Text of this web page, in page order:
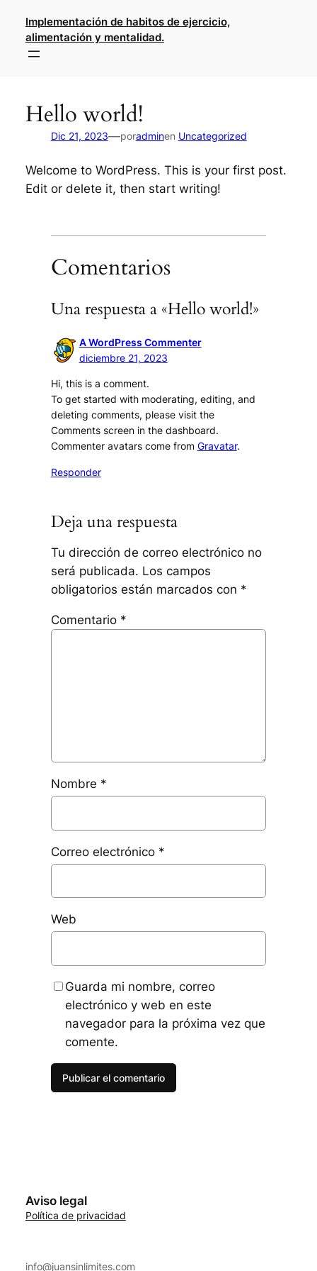
contenido
Implementación de habitos de ejercicio,
alimentación y mentalidad.
Hello world!
Dic 21, 2023—poradminen Uncategorized
Welcome to WordPress. This is your first post.
Edit or delete it, then start writing!
Comentarios
Una respuesta a «Hello world!»
A WordPress Commenter
diciembre 21, 2023
Hi, this is a comment.
To get started with moderating, editing, and
deleting comments, please visit the
Comments screen in the dashboard.
Commenter avatars come from Gravatar.
Responder
Deja una respuesta
Tu dirección de correo electrónico no
será publicada. Los campos
obligatorios están marcados con *
Comentario *
Nombre *
Correo electrónico *
Web
Guarda mi nombre, correo
electrónico y web en este
navegador para la próxima vez que
comente.
Aviso legal
Política de privacidad
info@juansinlimites.com